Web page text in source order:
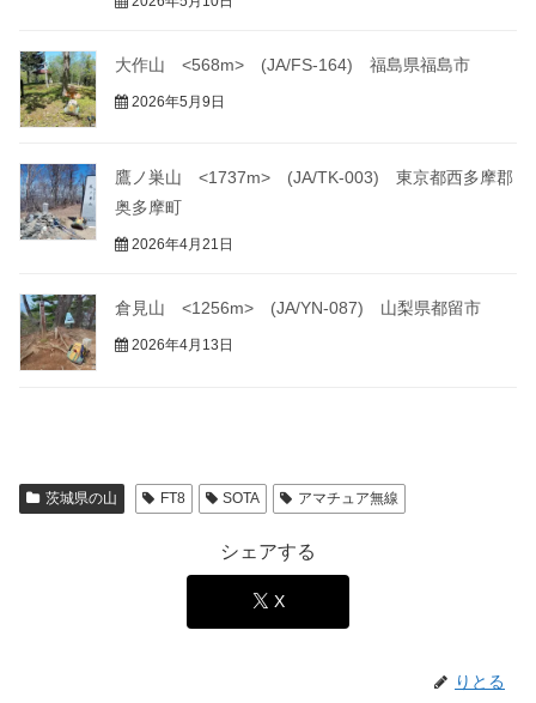
大作山 <568m> (JA/FS-164) 福島県福島市
2026年5月9日
鷹ノ巣山 <1737m> (JA/TK-003) 東京都西多摩郡
奥多摩町
2026年4月21日
倉見山 <1256m> (JA/YN-087) 山梨県都留市
2026年4月13日
茨城県の山 FT8 SOTA アマチュア無線
シェアする
X
りとる